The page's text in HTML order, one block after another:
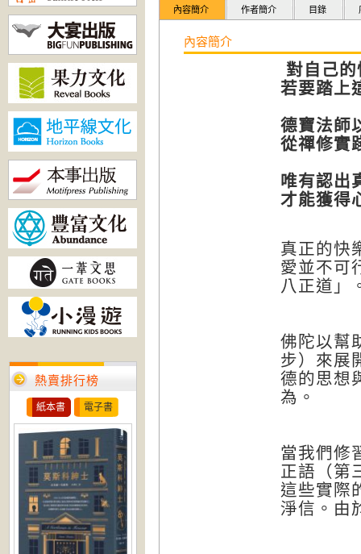
熱賣排行榜
紙本書 電子書
內容簡介 作者簡介 目錄
內容簡介
對自己
若要踏上
德寶法師
從禪修實
唯有認出
才能獲得
真正的快
愛並不可
八正道」
佛陀以幫
步）來展
德的思想
為。
當我們修
正語（第
這些實際
淨信。由